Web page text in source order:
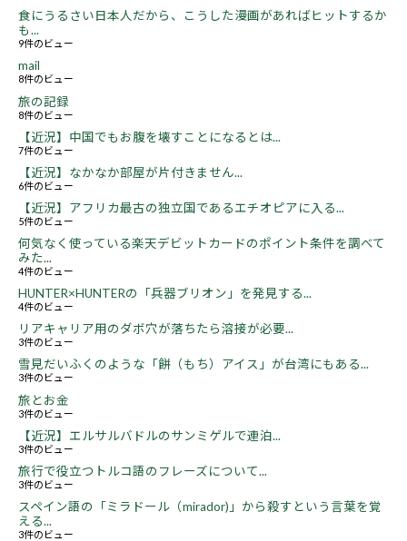
食にうるさい日本人だから、こうした漫画があればヒットするか
も...
9件のビュー
mail
8件のビュー
旅の記録
8件のビュー
【近況】中国でもお腹を壊すことになるとは...
7件のビュー
【近況】なかなか部屋が片付きません...
6件のビュー
【近況】アフリカ最古の独立国であるエチオピアに入る...
5件のビュー
何気なく使っている楽天デビットカードのポイント条件を調べて
みた...
4件のビュー
HUNTER×HUNTERの「兵器ブリオン」を発見する...
4件のビュー
リアキャリア用のダボ穴が落ちたら溶接が必要...
3件のビュー
雪見だいふくのような「餅（もち）アイス」が台湾にもある...
3件のビュー
旅とお金
3件のビュー
【近況】エルサルバドルのサンミゲルで連泊...
3件のビュー
旅行で役立つトルコ語のフレーズについて...
3件のビュー
スペイン語の「ミラドール（mirador)」から殺すという言葉を覚
える...
3件のビュー